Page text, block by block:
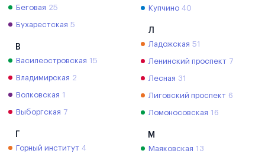
Беговая 25
Бухарестская 5
В
Василеостровская 15
Владимирская 2
Волковская 1
Выборгская 7
Г
Горный институт 4
Купчино 40
Л
Ладожская 51
Ленинский проспект 7
Лесная 31
Лиговский проспект 6
Ломоносовская 16
М
Маяковская 13